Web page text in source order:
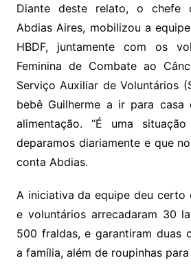
Diante deste relato, o chefe
Abdias Aires, mobilizou a
HBDF, juntamente com os
Feminina de Combate ao
Serviço Auxiliar de Voluntários
bebê Guilherme a ir para
alimentação. “É uma
deparamos diariamente e que
conta Abdias.
A iniciativa da equipe deu certo
e voluntários arrecadaram 30
500 fraldas, e garantiram duas
a família, além de roupinhas